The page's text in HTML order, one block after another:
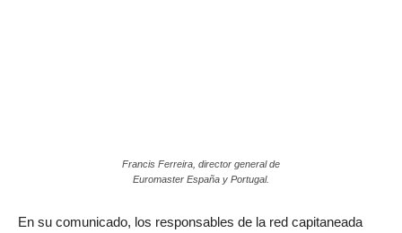
Francis Ferreira, director general de
Euromaster España y Portugal.
En su comunicado, los responsables de la red capitaneada